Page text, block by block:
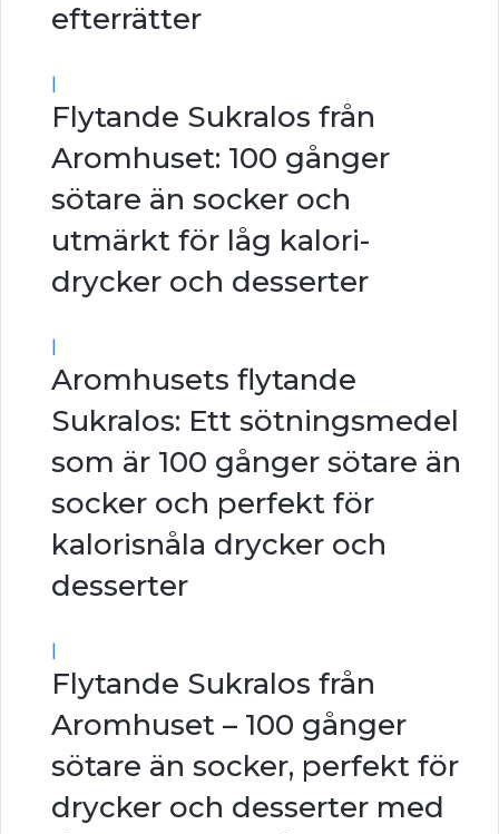
efterrätter
|
Flytande Sukralos från
Aromhuset: 100 gånger
sötare än socker och
utmärkt för låg kalori-
drycker och desserter
|
Aromhusets flytande
Sukralos: Ett sötningsmedel
som är 100 gånger sötare än
socker och perfekt för
kalorisnåla drycker och
desserter
|
Flytande Sukralos från
Aromhuset – 100 gånger
sötare än socker, perfekt för
drycker och desserter med